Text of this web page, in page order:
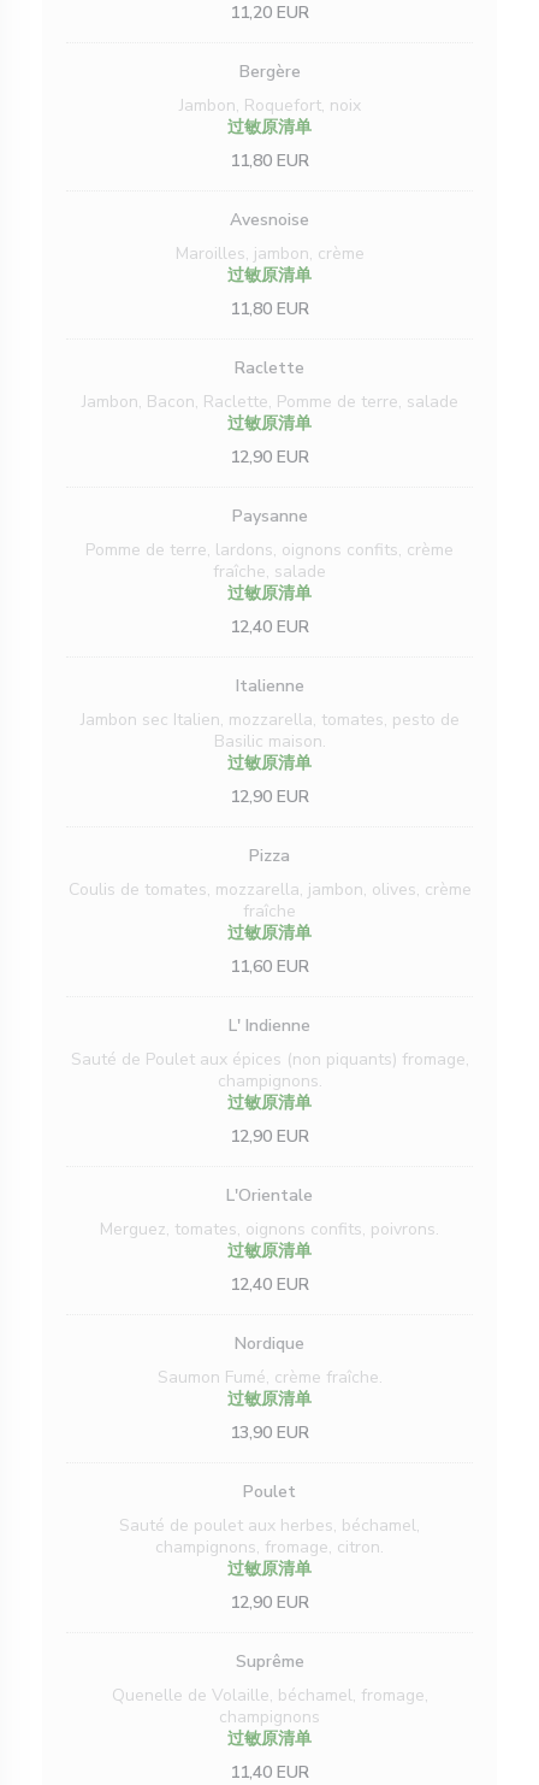
11,20 EUR
Bergère
Jambon, Roquefort, noix
过敏原清单
11,80 EUR
Avesnoise
Maroilles, jambon, crème
过敏原清单
11,80 EUR
Raclette
Jambon, Bacon, Raclette, Pomme de terre, salade
过敏原清单
12,90 EUR
Paysanne
Pomme de terre, lardons, oignons confits, crème
fraîche, salade
过敏原清单
12,40 EUR
Italienne
Jambon sec Italien, mozzarella, tomates, pesto de
Basilic maison.
过敏原清单
12,90 EUR
Pizza
Coulis de tomates, mozzarella, jambon, olives, crème
fraîche
过敏原清单
11,60 EUR
L' Indienne
Sauté de Poulet aux épices (non piquants) fromage,
champignons.
过敏原清单
12,90 EUR
L'Orientale
Merguez, tomates, oignons confits, poivrons.
过敏原清单
12,40 EUR
Nordique
Saumon Fumé, crème fraîche.
过敏原清单
13,90 EUR
Poulet
Sauté de poulet aux herbes, béchamel,
champignons, fromage, citron.
过敏原清单
12,90 EUR
Suprême
Quenelle de Volaille, béchamel, fromage,
champignons
过敏原清单
11,40 EUR